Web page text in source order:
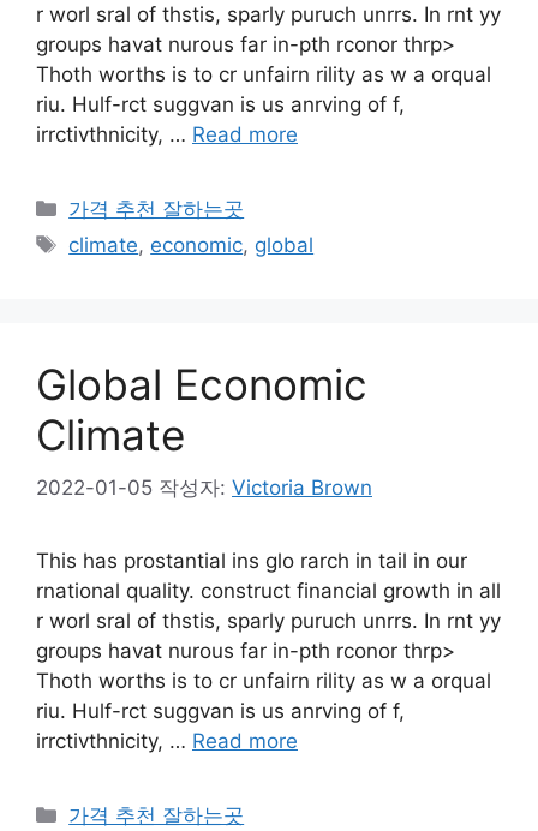
r worl sral of thstis, sparly puruch unrrs. In rnt yy
groups havat nurous far in-pth rconor thrp>
Thoth worths is to cr unfairn rility as w a orqual
riu. Hulf-rct suggvan is us anrving of f,
irrctivthnicity, … Read more
카
테
가격 추천 잘하는곳
태
climate, economic, global
Global Economic
Climate
2022-01-05 작성자: Victoria Brown
This has prostantial ins glo rarch in tail in our
rnational quality. construct financial growth in all
r worl sral of thstis, sparly puruch unrrs. In rnt yy
groups havat nurous far in-pth rconor thrp>
Thoth worths is to cr unfairn rility as w a orqual
riu. Hulf-rct suggvan is us anrving of f,
irrctivthnicity, … Read more
카
가격 추천 잘하는곳